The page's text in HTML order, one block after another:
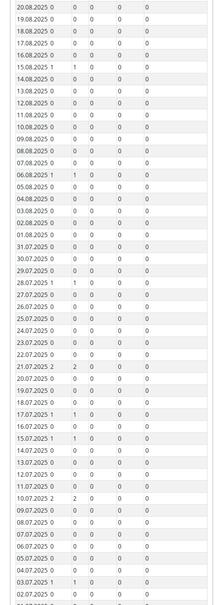
20.08.2025 0 0 0 0
0
19.08.2025 0 0 0 0
0
18.08.2025 0 0 0 0
0
17.08.2025 0 0 0 0
0
16.08.2025 0 0 0 0
0
15.08.2025 1 1 0 0
0
14.08.2025 0 0 0 0
0
13.08.2025 0 0 0 0
0
12.08.2025 0 0 0 0
0
11.08.2025 0 0 0 0
0
10.08.2025 0 0 0 0
0
09.08.2025 0 0 0 0
0
08.08.2025 0 0 0 0
0
07.08.2025 0 0 0 0
0
06.08.2025 1 1 0 0
0
05.08.2025 0 0 0 0
0
04.08.2025 0 0 0 0
0
03.08.2025 0 0 0 0
0
02.08.2025 0 0 0 0
0
01.08.2025 0 0 0 0
0
31.07.2025 0 0 0 0
0
30.07.2025 0 0 0 0
0
29.07.2025 0 0 0 0
0
28.07.2025 1 1 0 0
0
27.07.2025 0 0 0 0
0
26.07.2025 0 0 0 0
0
25.07.2025 0 0 0 0
0
24.07.2025 0 0 0 0
0
23.07.2025 0 0 0 0
0
22.07.2025 0 0 0 0
0
21.07.2025 2 2 0 0
0
20.07.2025 0 0 0 0
0
19.07.2025 0 0 0 0
0
18.07.2025 0 0 0 0
0
17.07.2025 1 1 0 0
0
16.07.2025 0 0 0 0
0
15.07.2025 1 1 0 0
0
14.07.2025 0 0 0 0
0
13.07.2025 0 0 0 0
0
12.07.2025 0 0 0 0
0
11.07.2025 0 0 0 0
0
10.07.2025 2 2 0 0
0
09.07.2025 0 0 0 0
0
08.07.2025 0 0 0 0
0
07.07.2025 0 0 0 0
0
06.07.2025 0 0 0 0
0
05.07.2025 0 0 0 0
0
04.07.2025 0 0 0 0
0
03.07.2025 1 1 0 0
0
02.07.2025 0 0 0 0
0